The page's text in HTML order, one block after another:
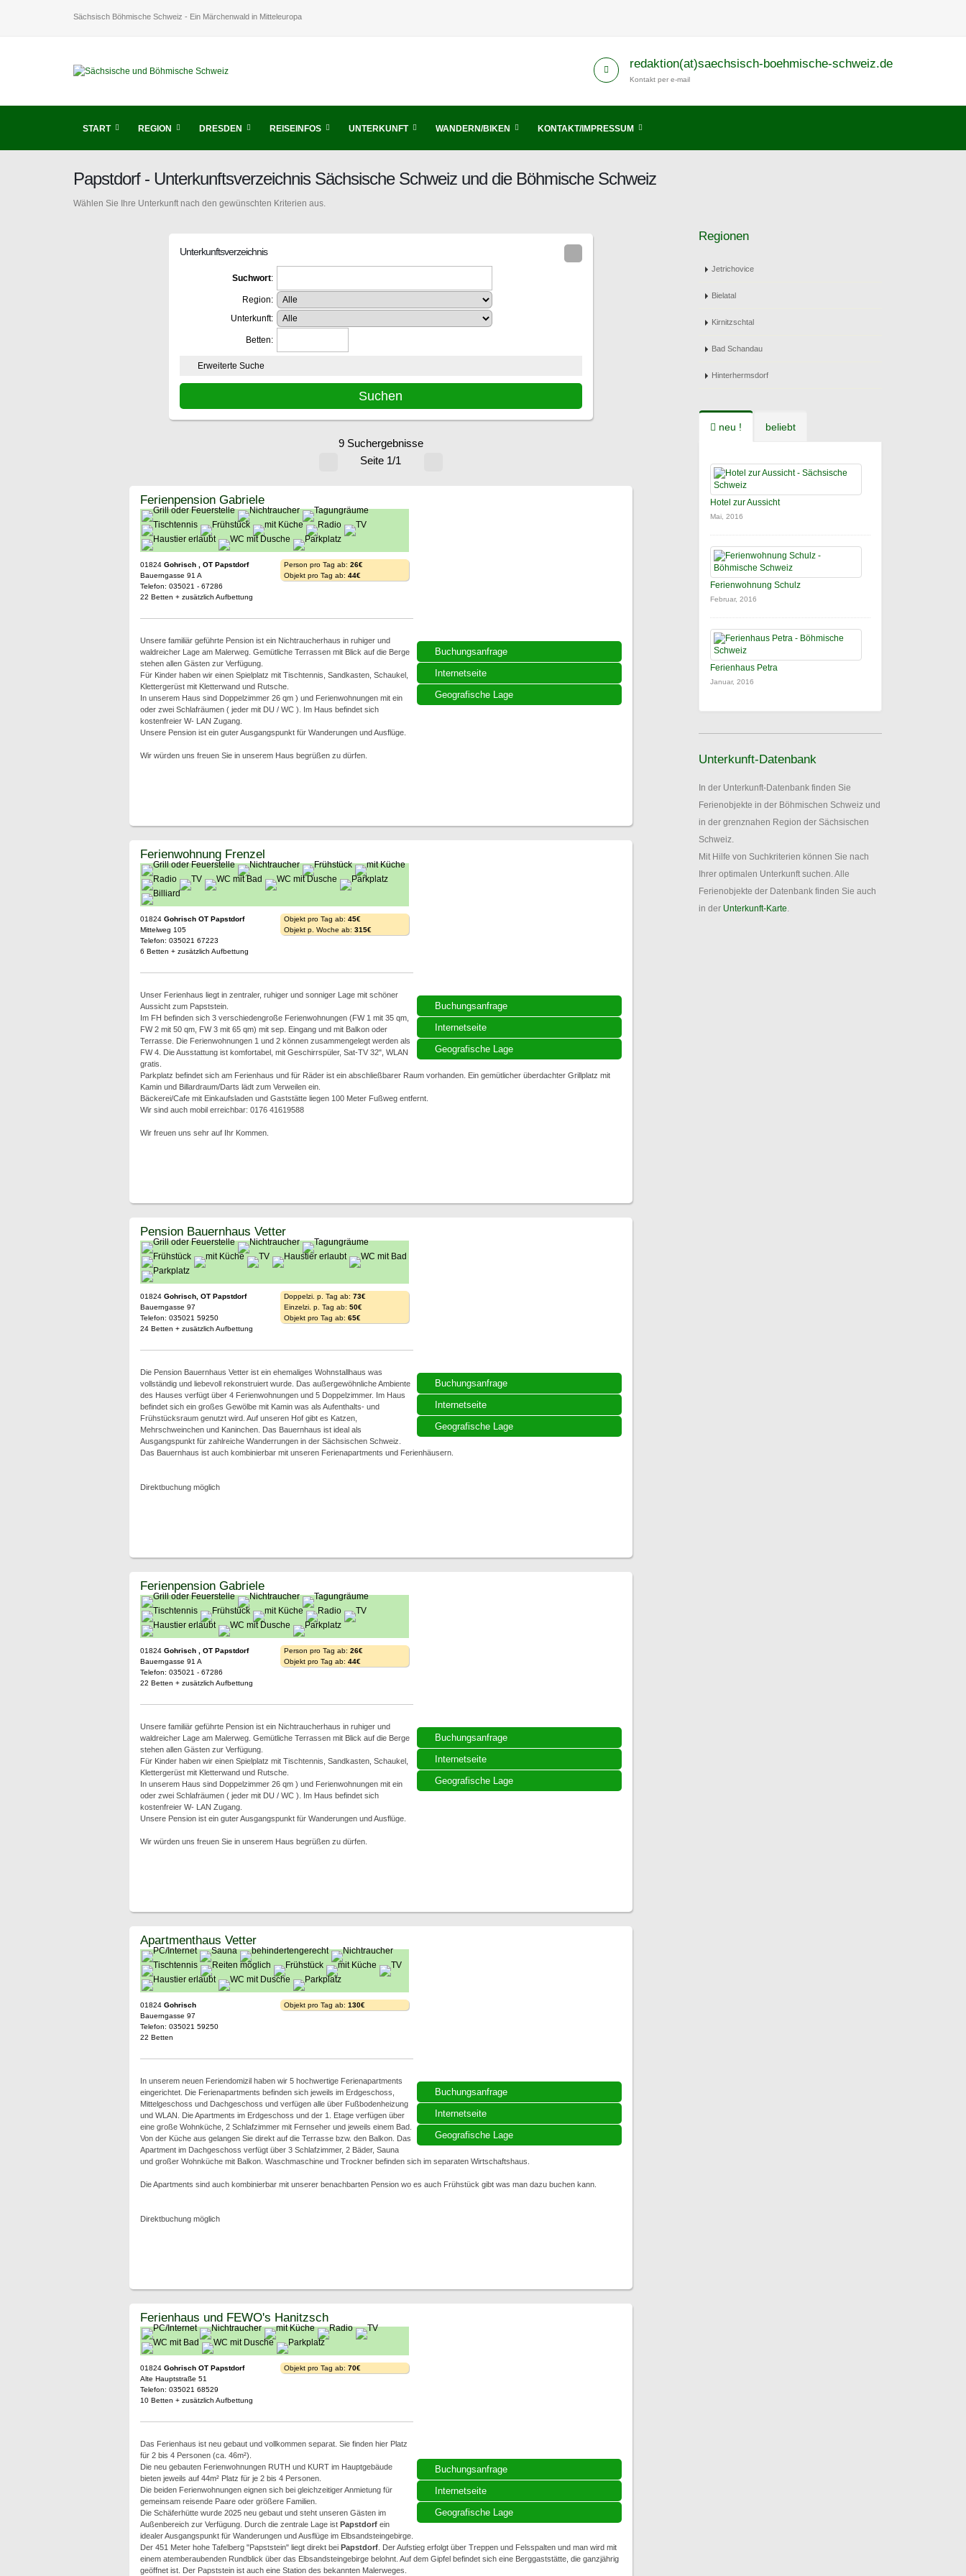
Sächsisch Böhmische Schweiz - Ein Märchenwald in Mitteleuropa
redaktion(at)saechsisch-boehmische-schweiz.de
Kontakt per e-mail
START REGION DRESDEN REISEINFOS UNTERKUNFT WANDERN/BIKEN KONTAKT/IMPRESSUM
Papstdorf - Unterkunftsverzeichnis Sächsische Schweiz und die Böhmische Schweiz
Wählen Sie Ihre Unterkunft nach den gewünschten Kriterien aus.
Unterkunftsverzeichnis
Suchwort:
Region:
Unterkunft:
Betten:
Erweiterte Suche
9 Suchergebnisse
Seite 1/1
Buchungsanfrage
Internetseite
Geografische Lage
Ferienpension Gabriele
01824 Gohrisch , OT Papstdorf
Bauerngasse 91 A
Telefon: 035021 - 67286
22 Betten + zusätzlich Aufbettung
Person pro Tag ab: 26€
Objekt pro Tag ab: 44€
Unsere familiär geführte Pension ist ein Nichtraucherhaus in ruhiger und
waldreicher Lage am Malerweg. Gemütliche Terrassen mit Blick auf die Berge
stehen allen Gästen zur Verfügung.
Für Kinder haben wir einen Spielplatz mit Tischtennis, Sandkasten, Schaukel,
Klettergerüst mit Kletterwand und Rutsche.
In unserem Haus sind Doppelzimmer 26 qm ) und Ferienwohnungen mit ein
oder zwei Schlafräumen ( jeder mit DU / WC ). Im Haus befindet sich
kostenfreier W- LAN Zugang.
Unsere Pension ist ein guter Ausgangspunkt für Wanderungen und Ausflüge.
Wir würden uns freuen Sie in unserem Haus begrüßen zu dürfen.
Buchungsanfrage
Internetseite
Geografische Lage
Ferienwohnung Frenzel
01824 Gohrisch OT Papstdorf
Mittelweg 105
Telefon: 035021 67223
6 Betten + zusätzlich Aufbettung
Objekt pro Tag ab: 45€
Objekt p. Woche ab: 315€
Unser Ferienhaus liegt in zentraler, ruhiger und sonniger Lage mit schöner
Aussicht zum Papststein.
Im FH befinden sich 3 verschiedengroße Ferienwohnungen (FW 1 mit 35 qm,
FW 2 mit 50 qm, FW 3 mit 65 qm) mit sep. Eingang und mit Balkon oder
Terrasse. Die Ferienwohnungen 1 und 2 können zusammengelegt werden als
FW 4. Die Ausstattung ist komfortabel, mit Geschirrspüler, Sat-TV 32", WLAN
gratis.
Parkplatz befindet sich am Ferienhaus und für Räder ist ein abschließbarer Raum vorhanden. Ein gemütlicher überdachter Grillplatz mit
Kamin und Billardraum/Darts lädt zum Verweilen ein.
Bäckerei/Cafe mit Einkaufsladen und Gaststätte liegen 100 Meter Fußweg entfernt.
Wir sind auch mobil erreichbar: 0176 41619588
Wir freuen uns sehr auf Ihr Kommen.
Buchungsanfrage
Internetseite
Geografische Lage
Pension Bauernhaus Vetter
01824 Gohrisch, OT Papstdorf
Bauerngasse 97
Telefon: 035021 59250
24 Betten + zusätzlich Aufbettung
Doppelzi. p. Tag ab: 73€
Einzelzi. p. Tag ab: 50€
Objekt pro Tag ab: 65€
Die Pension Bauernhaus Vetter ist ein ehemaliges Wohnstallhaus was
vollständig und liebevoll rekonstruiert wurde. Das außergewöhnliche Ambiente
des Hauses verfügt über 4 Ferienwohnungen und 5 Doppelzimmer. Im Haus
befindet sich ein großes Gewölbe mit Kamin was als Aufenthalts- und
Frühstücksraum genutzt wird. Auf unseren Hof gibt es Katzen,
Mehrschweinchen und Kaninchen. Das Bauernhaus ist ideal als
Ausgangspunkt für zahlreiche Wanderrungen in der Sächsischen Schweiz.
Das Bauernhaus ist auch kombinierbar mit unseren Ferienapartments und Ferienhäusern.
Direktbuchung möglich
Buchungsanfrage
Internetseite
Geografische Lage
Ferienpension Gabriele
01824 Gohrisch , OT Papstdorf
Bauerngasse 91 A
Telefon: 035021 - 67286
22 Betten + zusätzlich Aufbettung
Person pro Tag ab: 26€
Objekt pro Tag ab: 44€
Unsere familiär geführte Pension ist ein Nichtraucherhaus in ruhiger und
waldreicher Lage am Malerweg. Gemütliche Terrassen mit Blick auf die Berge
stehen allen Gästen zur Verfügung.
Für Kinder haben wir einen Spielplatz mit Tischtennis, Sandkasten, Schaukel,
Klettergerüst mit Kletterwand und Rutsche.
In unserem Haus sind Doppelzimmer 26 qm ) und Ferienwohnungen mit ein
oder zwei Schlafräumen ( jeder mit DU / WC ). Im Haus befindet sich
kostenfreier W- LAN Zugang.
Unsere Pension ist ein guter Ausgangspunkt für Wanderungen und Ausflüge.
Wir würden uns freuen Sie in unserem Haus begrüßen zu dürfen.
Buchungsanfrage
Internetseite
Geografische Lage
Apartmenthaus Vetter
01824 Gohrisch
Bauerngasse 97
Telefon: 035021 59250
22 Betten
Objekt pro Tag ab: 130€
In unserem neuen Feriendomizil haben wir 5 hochwertige Ferienapartments
eingerichtet. Die Ferienapartments befinden sich jeweils im Erdgeschoss,
Mittelgeschoss und Dachgeschoss und verfügen alle über Fußbodenheizung
und WLAN. Die Apartments im Erdgeschoss und der 1. Etage verfügen über
eine große Wohnküche, 2 Schlafzimmer mit Fernseher und jeweils einem Bad.
Von der Küche aus gelangen Sie direkt auf die Terrasse bzw. den Balkon. Das
Apartment im Dachgeschoss verfügt über 3 Schlafzimmer, 2 Bäder, Sauna
und großer Wohnküche mit Balkon. Waschmaschine und Trockner befinden sich im separaten Wirtschaftshaus.
Die Apartments sind auch kombinierbar mit unserer benachbarten Pension wo es auch Frühstück gibt was man dazu buchen kann.
Direktbuchung möglich
Buchungsanfrage
Internetseite
Geografische Lage
Ferienhaus und FEWO's Hanitzsch
01824 Gohrisch OT Papstdorf
Alte Hauptstraße 51
Telefon: 035021 68529
10 Betten + zusätzlich Aufbettung
Objekt pro Tag ab: 70€
Das Ferienhaus ist neu gebaut und vollkommen separat. Sie finden hier Platz
für 2 bis 4 Personen (ca. 46m²).
Die neu gebauten Ferienwohnungen RUTH und KURT im Hauptgebäude
bieten jeweils auf 44m² Platz für je 2 bis 4 Personen.
Die beiden Ferienwohnungen eignen sich bei gleichzeitiger Anmietung für
gemeinsam reisende Paare oder größere Familien.
Die Schäferhütte wurde 2025 neu gebaut und steht unseren Gästen im
Außenbereich zur Verfügung. Durch die zentrale Lage ist Papstdorfein
idealer Ausgangspunkt für Wanderungen und Ausflüge im Elbsandsteingebirge.
Der 451 Meter hohe Tafelberg "Papststein" liegt direkt bei Papstdorf. Der Aufstieg erfolgt über Treppen und Felsspalten und man wird mit
einem atemberaubenden Rundblick über das Elbsandsteingebirge belohnt. Auf dem Gipfel befindet sich eine Berggaststätte, die ganzjährig
geöffnet ist. Der Papststein ist auch eine Station des bekannten Malerweges.
Regionen
Jetrichovice
Bielatal
Kirnitzschtal
Bad Schandau
Hinterhermsdorf
neu ! beliebt
Hotel zur Aussicht
Mai, 2016
Ferienwohnung Schulz
Februar, 2016
Ferienhaus Petra
Januar, 2016
Unterkunft-Datenbank
In der Unterkunft-Datenbank finden Sie
Ferienobjekte in der Böhmischen Schweiz und
in der grenznahen Region der Sächsischen
Schweiz.
Mit Hilfe von Suchkriterien können Sie nach
Ihrer optimalen Unterkunft suchen. Alle
Ferienobjekte der Datenbank finden Sie auch
in der Unterkunft-Karte.